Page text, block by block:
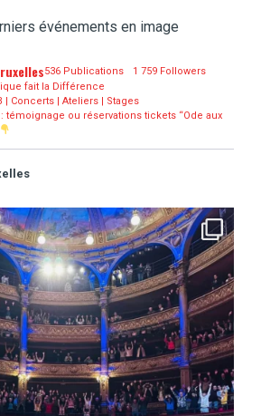
événements en image
536 Publications
1 759 Followers
fait la Différence
| Concerts | Ateliers | Stages
témoignage ou réservations tickets “Ode aux
scolaires, 3 tout public, 3620 ...
10 0